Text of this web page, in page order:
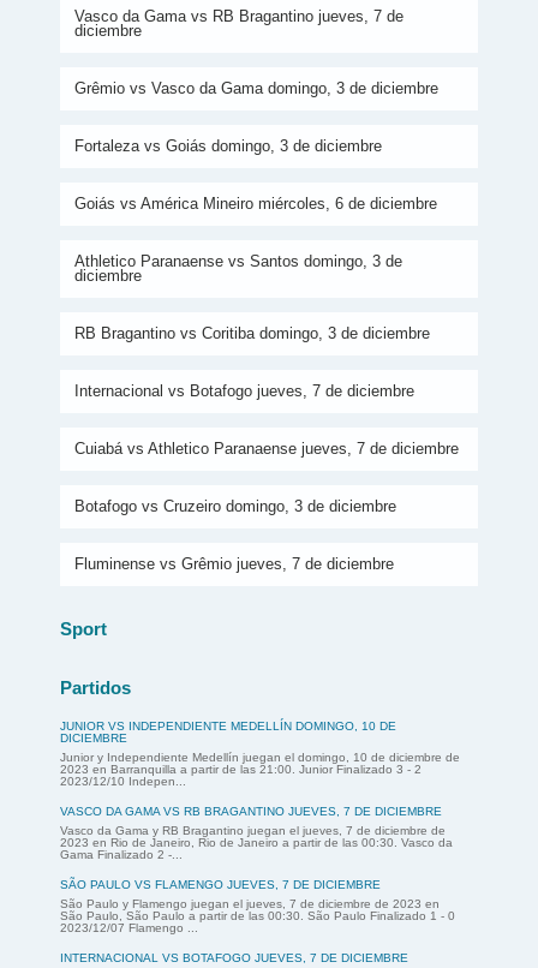
Vasco da Gama vs RB Bragantino jueves, 7 de
diciembre
Grêmio vs Vasco da Gama domingo, 3 de diciembre
Fortaleza vs Goiás domingo, 3 de diciembre
Goiás vs América Mineiro miércoles, 6 de diciembre
Athletico Paranaense vs Santos domingo, 3 de
diciembre
RB Bragantino vs Coritiba domingo, 3 de diciembre
Internacional vs Botafogo jueves, 7 de diciembre
Cuiabá vs Athletico Paranaense jueves, 7 de diciembre
Botafogo vs Cruzeiro domingo, 3 de diciembre
Fluminense vs Grêmio jueves, 7 de diciembre
Sport
Partidos
JUNIOR VS INDEPENDIENTE MEDELLÍN DOMINGO, 10 DE
DICIEMBRE
Junior y Independiente Medellín juegan el domingo, 10 de diciembre de
2023 en Barranquilla a partir de las 21:00. Junior Finalizado 3 - 2
2023/12/10 Indepen...
VASCO DA GAMA VS RB BRAGANTINO JUEVES, 7 DE DICIEMBRE
Vasco da Gama y RB Bragantino juegan el jueves, 7 de diciembre de
2023 en Rio de Janeiro, Rio de Janeiro a partir de las 00:30. Vasco da
Gama Finalizado 2 -...
SÃO PAULO VS FLAMENGO JUEVES, 7 DE DICIEMBRE
São Paulo y Flamengo juegan el jueves, 7 de diciembre de 2023 en
São Paulo, São Paulo a partir de las 00:30. São Paulo Finalizado 1 - 0
2023/12/07 Flamengo ...
INTERNACIONAL VS BOTAFOGO JUEVES, 7 DE DICIEMBRE